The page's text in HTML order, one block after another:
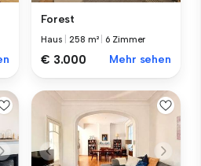
Forest
Haus |258 m² 6 Zimmer
€ 3.000 Mehr sehen